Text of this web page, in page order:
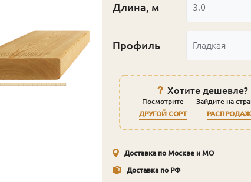
Длина, м 3.0
Профиль Гладкая
Хотите дешевле?
Посмотрите
ДРУГОЙ СОРТ
Зайдите на
Доставка по Москве и МО
Доставка по РФ